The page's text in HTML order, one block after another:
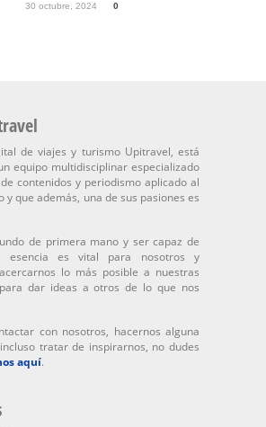
30 octubre, 2024 0
de viajes y turismo Upitravel, está
equipo multidisciplinar especializado
contenidos y periodismo aplicado al
y que además, una de sus pasiones es
de primera mano y ser capaz de
esencia es vital para nosotros y
lo más posible a nuestras
dar ideas a otros de lo que nos
con nosotros, hacernos alguna
tratar de inspirarnos, no dudes
aquí.